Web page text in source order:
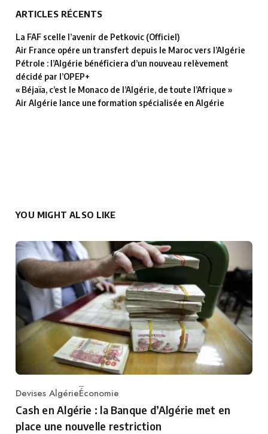
ARTICLES RÉCENTS
La FAF scelle l’avenir de Petkovic (Officiel)
Air France opére un transfert depuis le Maroc vers l’Algérie
Pétrole : l’Algérie bénéficiera d’un nouveau relèvement
décidé par l’OPEP+
« Béjaïa, c’est le Monaco de l’Algérie, de toute l’Afrique »
Air Algérie lance une formation spécialisée en Algérie
YOU MIGHT ALSO LIKE
Category
Devises AlgérieÉconomie
Cash en Algérie : la Banque d’Algérie met en
place une nouvelle restriction